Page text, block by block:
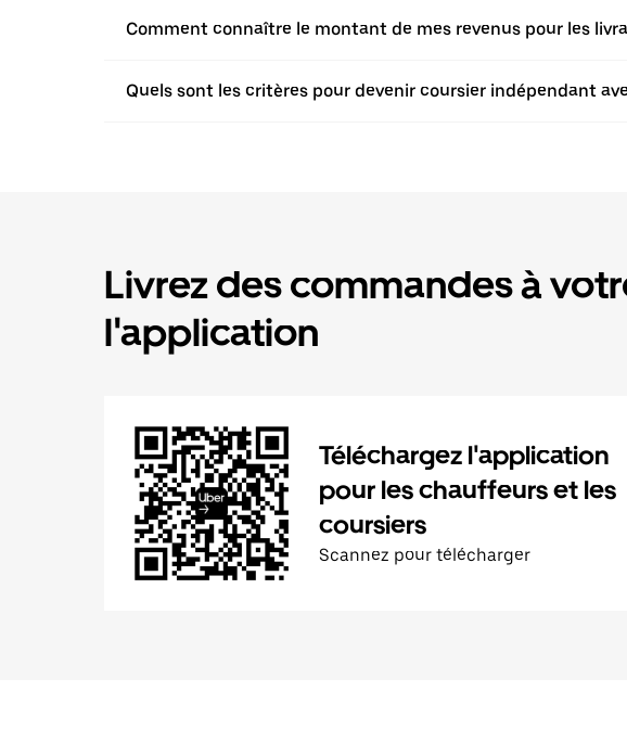
Comment connaître le montant de mes revenus pour les
Quels sont les critères pour devenir coursier indépendant
Livrez des commandes à
l'application
Téléchargez l'application
pour les chauffeurs et les
coursiers
Scannez pour télécharger